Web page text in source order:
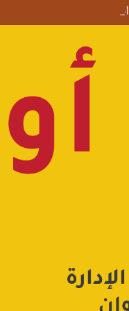
أحمد طنطاوي يكتب حين يصبح